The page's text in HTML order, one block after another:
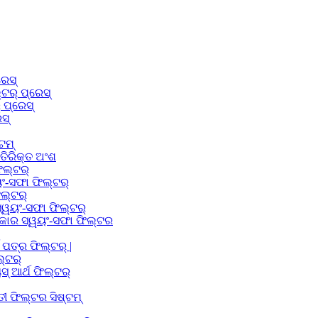
ପ୍ରେସ୍
ପ୍ରେସ୍
ଅଂଶ
ସଫା ଫିଲ୍ଟର୍
ସଫା ଫିଲ୍ଟର୍
ସ୍ୱୟଂ-ସଫା ଫିଲ୍ଟର
ପତ୍ର ଫିଲ୍ଟର୍ |
ଆର୍ଥ ଫିଲ୍ଟର୍
ଫିଲ୍ଟର ସିଷ୍ଟମ୍